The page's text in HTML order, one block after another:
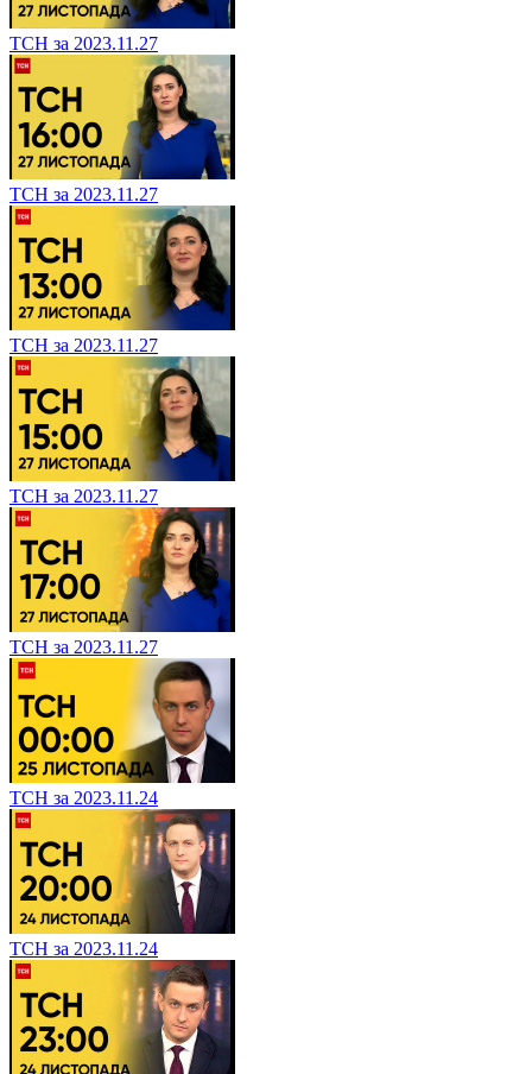
ТСН за 2023.11.27
ТСН за 2023.11.27
ТСН за 2023.11.27
ТСН за 2023.11.27
ТСН за 2023.11.27
ТСН за 2023.11.24
ТСН за 2023.11.24